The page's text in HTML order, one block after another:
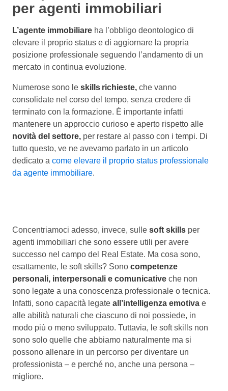
per agenti immobiliari
L’agente immobiliare ha l’obbligo deontologico di
elevare il proprio status e di aggiornare la propria
posizione professionale seguendo l’andamento di un
mercato in continua evoluzione.
Numerose sono le skills richieste, che vanno
consolidate nel corso del tempo, senza credere di
terminato con la formazione. È importante infatti
mantenere un approccio curioso e aperto rispetto alle
novità del settore, per restare al passo con i tempi. Di
tutto questo, ve ne avevamo parlato in un articolo
dedicato a come elevare il proprio status professionale
da agente immobiliare.
Concentriamoci adesso, invece, sulle soft skills per
agenti immobiliari che sono essere utili per avere
successo nel campo del Real Estate. Ma cosa sono,
esattamente, le soft skills? Sono competenze
personali, interpersonali e comunicative che non
sono legate a una conoscenza professionale o tecnica.
Infatti, sono capacità legate all’intelligenza emotiva e
alle abilità naturali che ciascuno di noi possiede, in
modo più o meno sviluppato. Tuttavia, le soft skills non
sono solo quelle che abbiamo naturalmente ma si
possono allenare in un percorso per diventare un
professionista – e perché no, anche una persona –
migliore.